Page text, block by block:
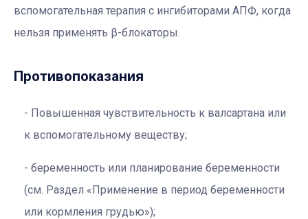
вспомогательная терапия с ингибиторами АПФ, когда
нельзя применять β-блокаторы.
Противопоказания
Повышенная чувствительность к валсартана или
к вспомогательному веществу;
беременность или планирование беременности
(см. Раздел «Применение в период беременности
или кормления грудью»);